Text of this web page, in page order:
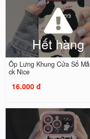
Hết hàng
Ốp Lưng Khung Cửa Sổ
ck Nice
16.000 đ